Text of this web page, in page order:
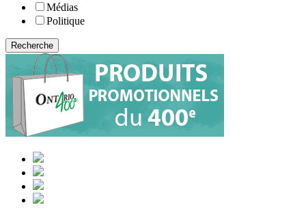
Médias
Politique